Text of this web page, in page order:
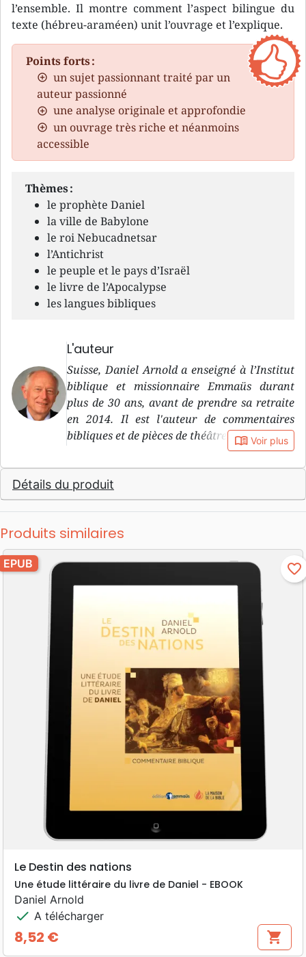
l’ensemble. Il montre comment l’aspect bilingue du
texte (hébreu-araméen) unit l’ouvrage et l’explique.
Points forts :
un sujet passionnant traité par un
auteur passionné
une analyse originale et approfondie
un ouvrage très riche et néanmoins
accessible
Thèmes :
le prophète Daniel
la ville de Babylone
le roi Nebucadnetsar
l’Antichrist
le peuple et le pays d’Israël
le livre de l’Apocalypse
les langues bibliques
L'auteur
Suisse, Daniel Arnold a enseigné à l’Institut
biblique et missionnaire Emmaüs durant
plus de 30 ans, avant de prendre sa retraite
en 2014. Il est l'auteur de commentaires
bibliques et de pièces de théâtre, notamment.
book_open Voir plus
Détails du produit
Produits similaires
EPUB favorite_border
Le Destin des nations
Une étude littéraire du livre de Daniel - EBOOK
Daniel Arnold
check A télécharger
Prix
8,52 € shopping_cart